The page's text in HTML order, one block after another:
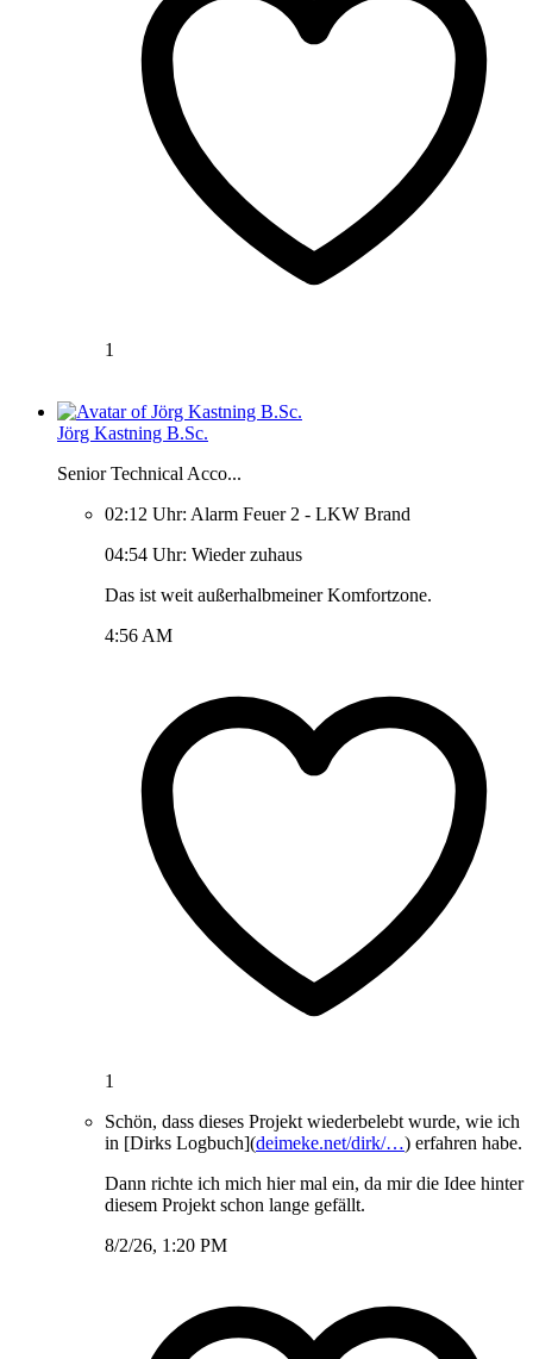
1
Jörg Kastning B.Sc.
Senior Technical Acco...
02:12 Uhr: Alarm Feuer 2 - LKW Brand
04:54 Uhr: Wieder zuhaus
Das ist weit außerhalbmeiner Komfortzone.
4:56 AM
1
Schön, dass dieses Projekt wiederbelebt wurde, wie ich
in [Dirks Logbuch](deimeke.net/dirk/…) erfahren habe.
Dann richte ich mich hier mal ein, da mir die Idee hinter
diesem Projekt schon lange gefällt.
8/2/26, 1:20 PM